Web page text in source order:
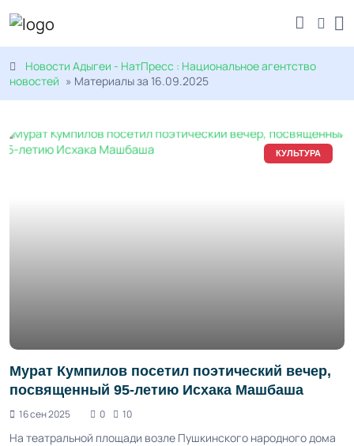
Новости Адыгеи - НатПресс : Национальное агентство
новостей » Материалы за 16.09.2025
КУЛЬТУРА
Мурат Кумпилов посетил поэтический вечер,
посвященный 95-летию Исхака Машбаша
16 сен 2025 0 10
На театральной площади возле Пушкинского народного дома